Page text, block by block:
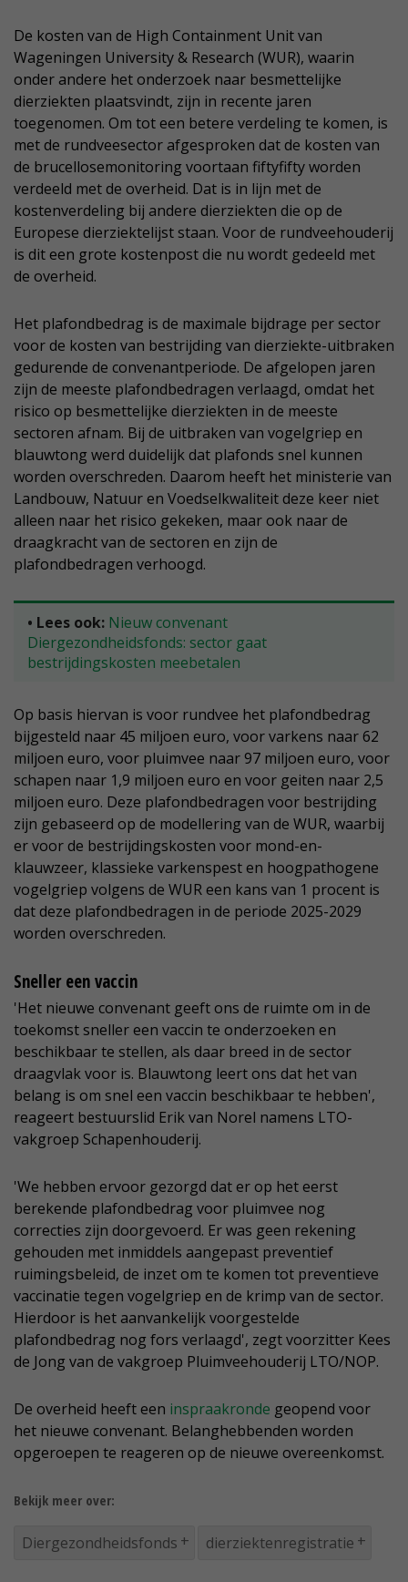
De kosten van de High Containment Unit van
Wageningen University & Research (WUR), waarin
onder andere het onderzoek naar besmettelijke
dierziekten plaatsvindt, zijn in recente jaren
toegenomen. Om tot een betere verdeling te komen, is
met de rundveesector afgesproken dat de kosten van
de brucellosemonitoring voortaan fiftyfifty worden
verdeeld met de overheid. Dat is in lijn met de
kostenverdeling bij andere dierziekten die op de
Europese dierziektelijst staan. Voor de rundveehouderij
is dit een grote kostenpost die nu wordt gedeeld met
de overheid.
Het plafondbedrag is de maximale bijdrage per sector
voor de kosten van bestrijding van dierziekte-uitbraken
gedurende de convenantperiode. De afgelopen jaren
zijn de meeste plafondbedragen verlaagd, omdat het
risico op besmettelijke dierziekten in de meeste
sectoren afnam. Bij de uitbraken van vogelgriep en
blauwtong werd duidelijk dat plafonds snel kunnen
worden overschreden. Daarom heeft het ministerie van
Landbouw, Natuur en Voedselkwaliteit deze keer niet
alleen naar het risico gekeken, maar ook naar de
draagkracht van de sectoren en zijn de
plafondbedragen verhoogd.
• Lees ook: Nieuw convenant
Diergezondheidsfonds: sector gaat
bestrijdingskosten meebetalen
Op basis hiervan is voor rundvee het plafondbedrag
bijgesteld naar 45 miljoen euro, voor varkens naar 62
miljoen euro, voor pluimvee naar 97 miljoen euro, voor
schapen naar 1,9 miljoen euro en voor geiten naar 2,5
miljoen euro. Deze plafondbedragen voor bestrijding
zijn gebaseerd op de modellering van de WUR, waarbij
er voor de bestrijdingskosten voor mond-en-
klauwzeer, klassieke varkenspest en hoogpathogene
vogelgriep volgens de WUR een kans van 1 procent is
dat deze plafondbedragen in de periode 2025-2029
worden overschreden.
Sneller een vaccin
'Het nieuwe convenant geeft ons de ruimte om in de
toekomst sneller een vaccin te onderzoeken en
beschikbaar te stellen, als daar breed in de sector
draagvlak voor is. Blauwtong leert ons dat het van
belang is om snel een vaccin beschikbaar te hebben',
reageert bestuurslid Erik van Norel namens LTO-
vakgroep Schapenhouderij.
'We hebben ervoor gezorgd dat er op het eerst
berekende plafondbedrag voor pluimvee nog
correcties zijn doorgevoerd. Er was geen rekening
gehouden met inmiddels aangepast preventief
ruimingsbeleid, de inzet om te komen tot preventieve
vaccinatie tegen vogelgriep en de krimp van de sector.
Hierdoor is het aanvankelijk voorgestelde
plafondbedrag nog fors verlaagd', zegt voorzitter Kees
de Jong van de vakgroep Pluimveehouderij LTO/NOP.
De overheid heeft een inspraakronde geopend voor
het nieuwe convenant. Belanghebbenden worden
opgeroepen te reageren op de nieuwe overeenkomst.
Bekijk meer over:
Diergezondheidsfonds dierziektenregistratie